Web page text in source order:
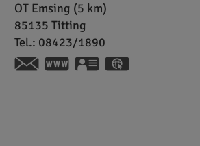
OT Emsing (5 km)
85135 Titting
Tel.: 08423/1890
https://hotel-dirsch.de
vCard